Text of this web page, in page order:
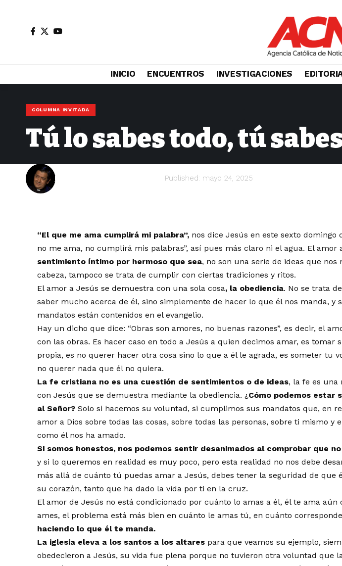
INICIO ENCUENTROS INVESTIGACIONES
COLUMNA INVITADA
Tú lo sabes todo, tú
Pbro. Hugo Valdemar Romero Published: mayo 24, 2025
“El que me ama cumplirá mi palabra”, nos dice Jesús en este sexto domingo
no me ama, no cumplirá mis palabras”, así pues más claro ni el agua. El amor
sentimiento íntimo por hermoso que sea, no son una serie de ideas que nos
cabeza, tampoco se trata de cumplir con ciertas tradiciones y ritos.
El amor a Jesús se demuestra con una sola cosa, la obediencia. No se trata
saber mucho acerca de él, sino simplemente de hacer lo que él nos manda, y
mandatos están contenidos en el evangelio.
Hay un dicho que dice: “Obras son amores, no buenas razones”, es decir, el
con las obras. Es hacer caso en todo a Jesús a quien decimos amar, es tomar
propia, es no querer hacer otra cosa sino lo que a él le agrada, es someter tu
no querer nada que él no quiera.
La fe cristiana no es una cuestión de sentimientos o de ideas, la fe es una
con Jesús que se demuestra mediante la obediencia. ¿Cómo podemos estar
al Señor? Solo si hacemos su voluntad, si cumplimos sus mandatos que, en
amor a Dios sobre todas las cosas, sobre todas las personas, sobre ti mismo y
como él nos ha amado.
Si somos honestos, nos podemos sentir desanimados al comprobar que
y si lo queremos en realidad es muy poco, pero esta realidad no nos debe
más allá de cuánto tú puedas amar a Jesús, debes tener la seguridad de que
su corazón, tanto que ha dado la vida por ti en la cruz.
El amor de Jesús no está condicionado por cuánto lo amas a él, él te ama aún
ames, el problema está más bien en cuánto le amas tú, en cuánto
haciendo lo que él te manda.
La iglesia eleva a los santos a los altares para que veamos su ejemplo,
obedecieron a Jesús, su vida fue plena porque no tuvieron otra voluntad que